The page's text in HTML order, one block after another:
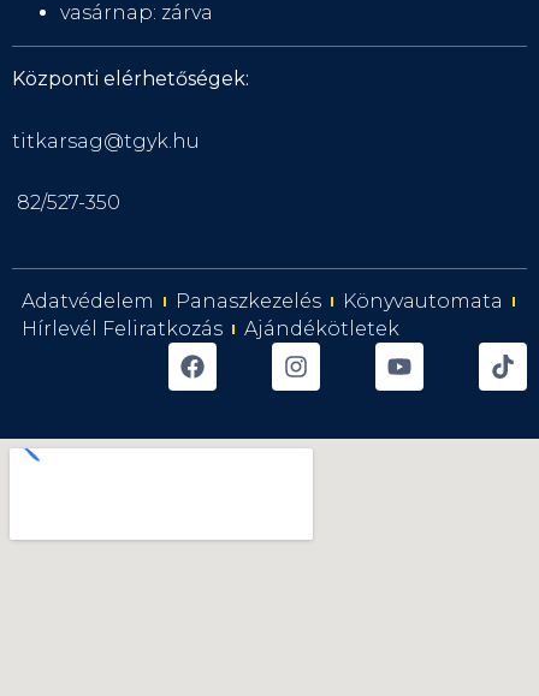
vasárnap: zárva
Központi elérhetőségek:
titkarsag@tgyk.hu
82/527-350
Adatvédelem Panaszkezelés
Könyvautomata
Hírlevél Feliratkozás
Ajándékötletek